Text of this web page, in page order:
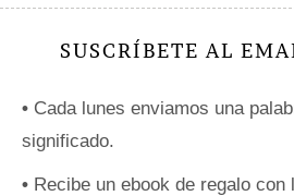
SUSCRÍBETE AL
• Cada lunes enviamos una
significado.
• Recibe un ebook de regalo